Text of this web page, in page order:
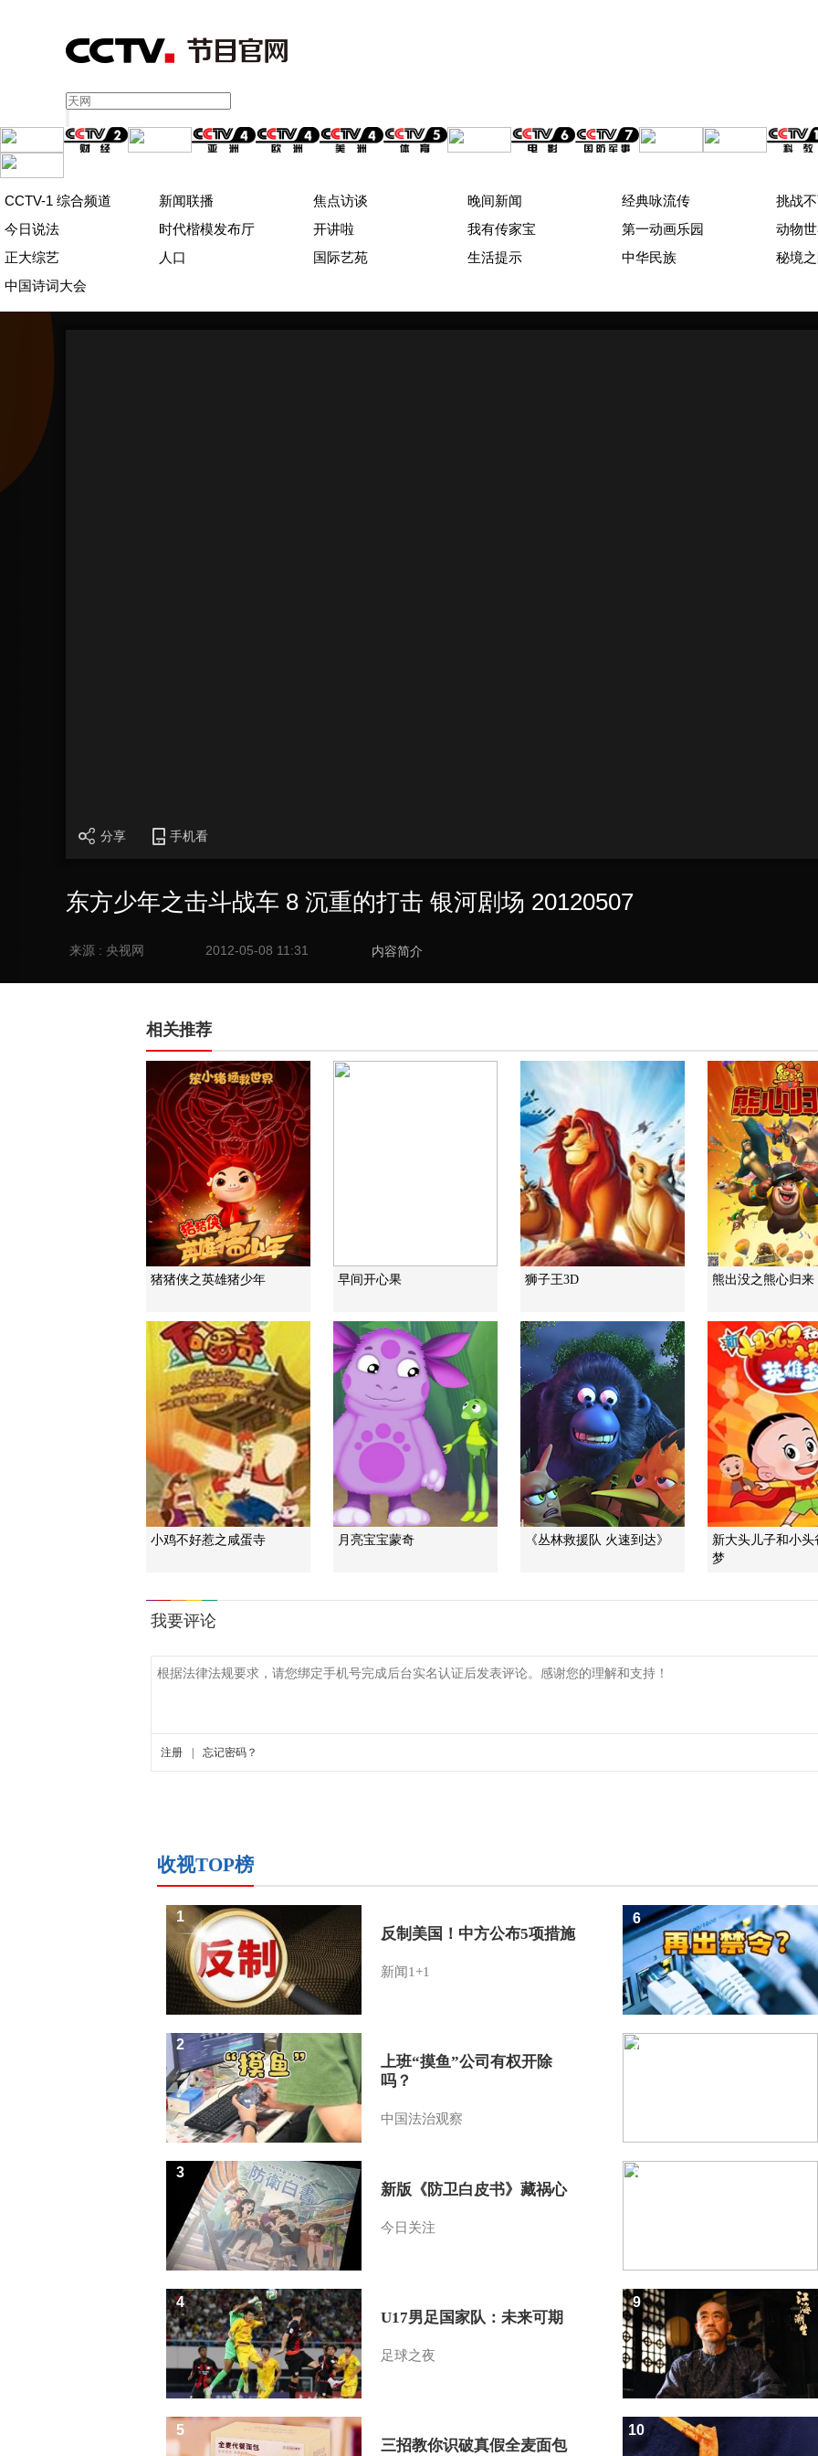
CCTV-1 综合频道 新闻联播 焦点访谈 晚间新闻 经典咏流传
挑战
今日说法
时代楷模发布厅 开讲啦 我有传家宝 第一动画乐园
动物
正大综艺
人口 国际艺苑 生活提示 中华民族
秘境
中国诗词大会
分享 手机看
东方少年之击斗战车 8 沉重的打击 银河剧场 20120507
来源 : 央视网 2012-05-08 11:31 内容简介
相关推荐
猪猪侠之英雄猪少年 早间开心果 狮子王3D 熊出没之熊心归来
小鸡不好惹之咸蛋寺 月亮宝宝蒙奇 《丛林救援队 火速到达》
新大头儿子和小头
梦
收视TOP榜
反制美国！中方公布5项措施
新闻1+1
1
上班“摸鱼”公司有权开除
吗？
中国法治观察
2
新版《防卫白皮书》藏祸心
今日关注
3
U17男足国家队：未来可期
足球之夜
4
三招教你识破真假全麦面包
5
6
7
8
9
10